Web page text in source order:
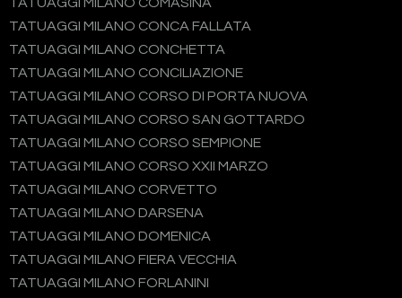
TATUAGGI MILANO CONCA FALLATA
TATUAGGI MILANO CONCHETTA
TATUAGGI MILANO CONCILIAZIONE
TATUAGGI MILANO CORSO DI PORTA NUOVA
TATUAGGI MILANO CORSO SAN GOTTARDO
TATUAGGI MILANO CORSO SEMPIONE
TATUAGGI MILANO CORSO XXII MARZO
TATUAGGI MILANO CORVETTO
TATUAGGI MILANO DARSENA
TATUAGGI MILANO DOMENICA
TATUAGGI MILANO FIERA VECCHIA
TATUAGGI MILANO FORLANINI